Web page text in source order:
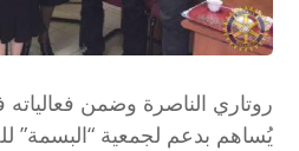
روتاري الناصرة وضمن
يُساهم بدعم لجمعية “البسمة”